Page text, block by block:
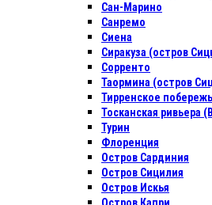
Сан-Марино
Санремо
Сиена
Сиракуза (остров
Сорренто
Таормина (остров
Тирренское
Тосканская ривьера
Турин
Флоренция
Остров Сардиния
Остров Сицилия
Остров Искья